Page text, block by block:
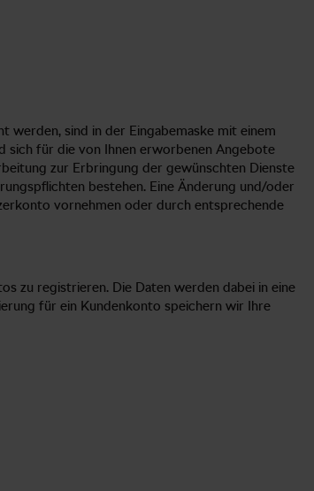
werden, sind in der Eingabemaske mit einem
sich für die von Ihnen erworbenen Angebote
zur Erbringung der gewünschten Dienste
bestehen. Eine Änderung und/oder
vornehmen oder durch entsprechende
zu registrieren. Die Daten werden dabei in eine
für ein Kundenkonto speichern wir Ihre